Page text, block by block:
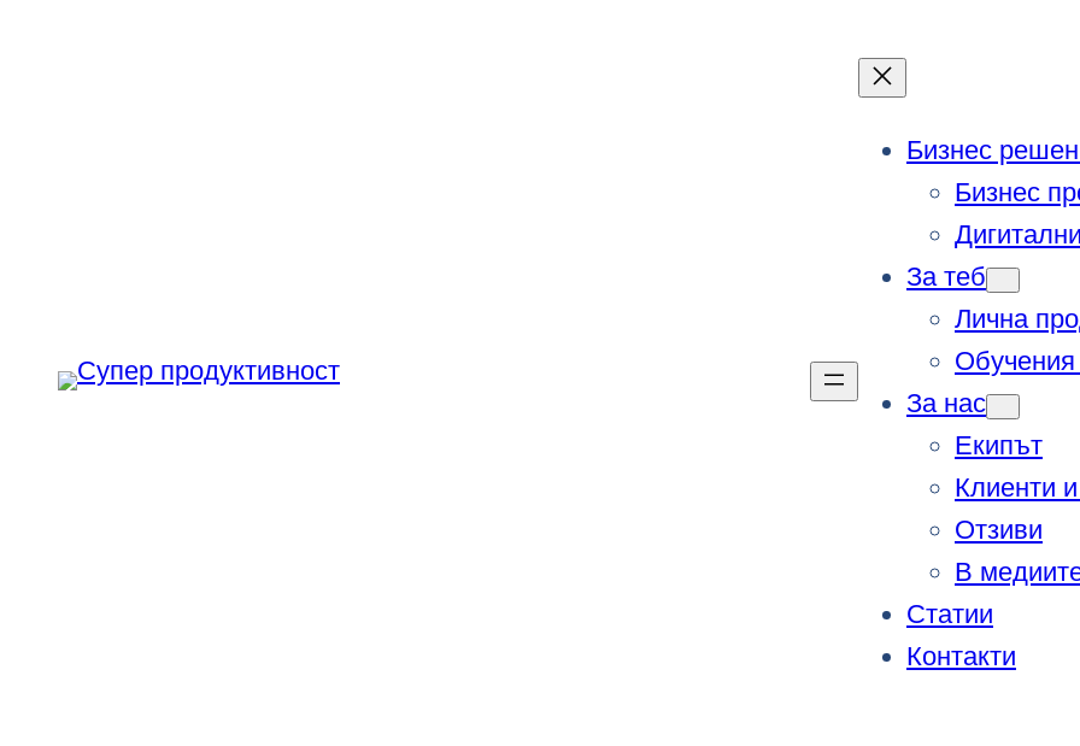
Бизнес
Бизнес
За теб
Лична
За нас
Екипът
Клиенти
Отзиви
В
Статии
Контакти